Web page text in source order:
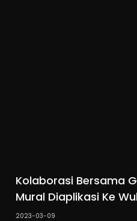
Kolaborasi Bersama
Mural Diaplikasi Ke
2023-03-09